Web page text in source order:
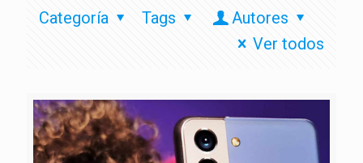
Categoría Tags
Autores
Ver todos